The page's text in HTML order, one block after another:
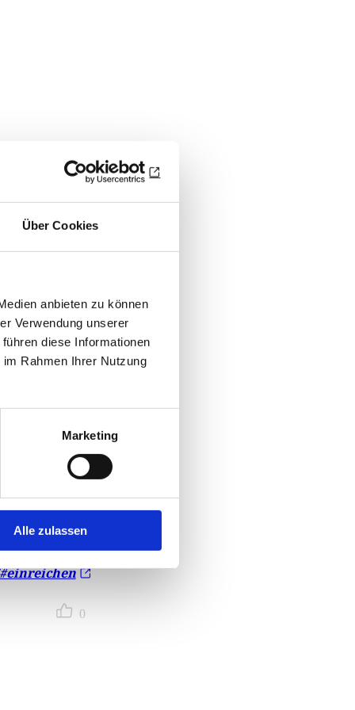
Über Cookies
anbieten zu können
Verwendung unserer
diese Informationen
Rahmen Ihrer Nutzung
Marketing
Alle zulassen
Garten,
sein.
90sek-
2026 wird
Trittsteine
und
die Projekte.
der
als
des
0